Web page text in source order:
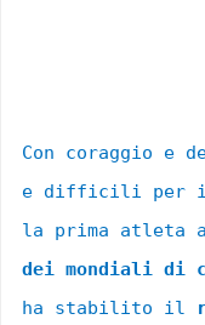
Con coraggio e
e difficili per
la prima atleta
dei mondiali di
ha stabilito il